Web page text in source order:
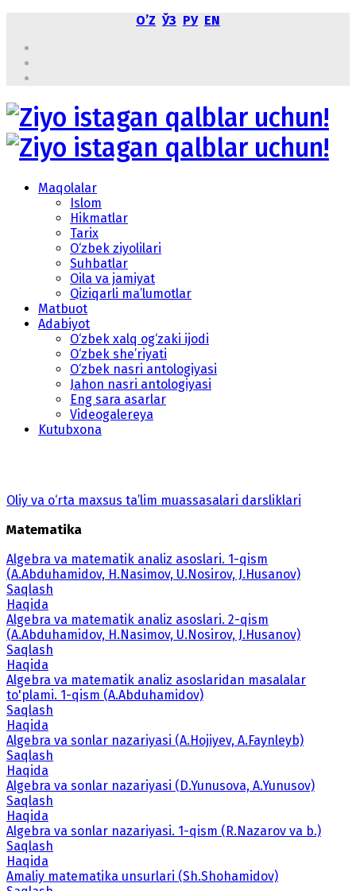
OʼZ ЎЗ РУ EN
Maqolalar
Islom
Hikmatlar
Tarix
O‘zbek ziyolilari
Suhbatlar
Oila va jamiyat
Qiziqarli ma’lumotlar
Matbuot
Adabiyot
O‘zbek xalq og‘zaki ijodi
O‘zbek she’riyati
O‘zbek nasri antologiyasi
Jahon nasri antologiyasi
Eng sara asarlar
Videogalereya
Kutubxona
Oliy va o‘rta maxsus ta’lim muassasalari darsliklari
Matematika
Algebra va matematik analiz asoslari. 1-qism
(A.Abduhamidov, H.Nasimov, U.Nosirov, J.Husanov)
Saqlash
Haqida
Algebra va matematik analiz asoslari. 2-qism
(A.Abduhamidov, H.Nasimov, U.Nosirov, J.Husanov)
Saqlash
Haqida
Algebra va matematik analiz asoslaridan masalalar
to'plami. 1-qism (A.Abduhamidov)
Saqlash
Haqida
Algebra va sonlar nazariyasi (A.Hojiyev, A.Faynleyb)
Saqlash
Haqida
Algebra va sonlar nazariyasi (D.Yunusova, A.Yunusov)
Saqlash
Haqida
Algebra va sonlar nazariyasi. 1-qism (R.Nazarov va b.)
Saqlash
Haqida
Amaliy matematika unsurlari (Sh.Shohamidov)